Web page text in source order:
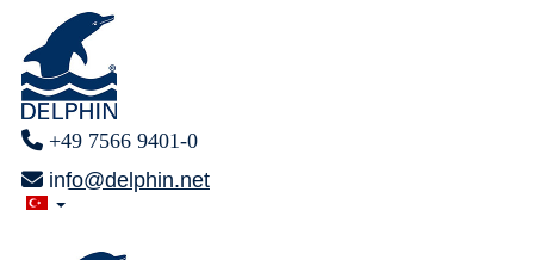
+49 7566 9401-0
info@delphin.net